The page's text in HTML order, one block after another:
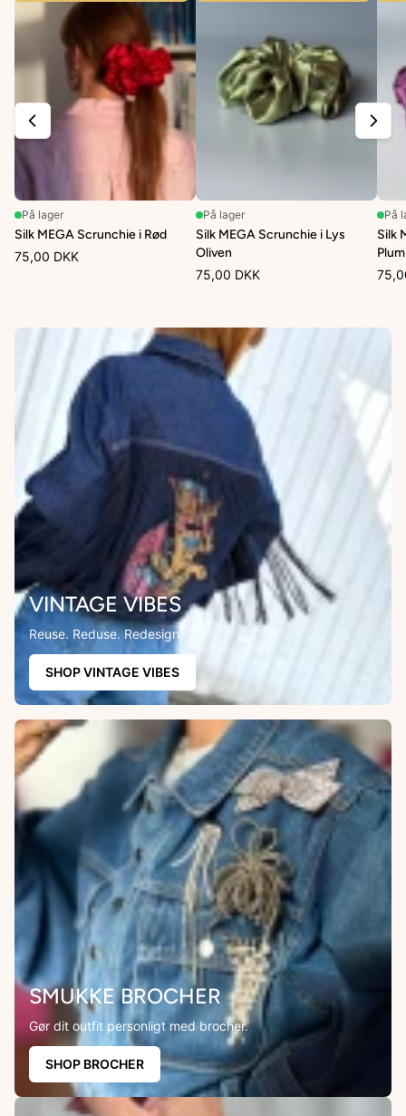
På lager
Silk MEGA Scrunchie i Rød
75,00 DKK
På lager
Silk MEGA Scrunchie i Lys
Oliven
75,00 DKK
På
Silk
Plum
VINTAGE VIBES
Reuse. Reduse. Redesign.
SHOP VINTAGE VIBES
SMUKKE BROCHER
Gør dit outfit personligt med brocher.
SHOP BROCHER